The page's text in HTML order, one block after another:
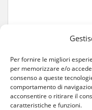
Per fornire le migliori
per memorizzare e/o
consenso a queste
comportamento di
acconsentire o ritirare il
caratteristiche e funzioni.